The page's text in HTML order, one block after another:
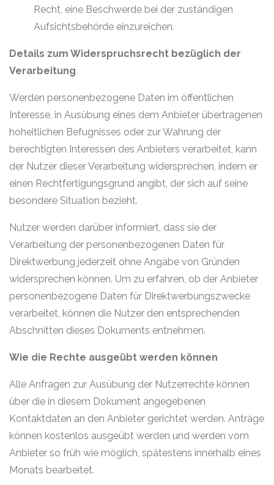
Recht, eine Beschwerde bei der zuständigen
Aufsichtsbehörde einzureichen.
Details zum Widerspruchsrecht bezüglich der
Verarbeitung
Werden personenbezogene Daten im öffentlichen
Interesse, in Ausübung eines dem Anbieter übertragenen
hoheitlichen Befugnisses oder zur Wahrung der
berechtigten Interessen des Anbieters verarbeitet, kann
der Nutzer dieser Verarbeitung widersprechen, indem er
einen Rechtfertigungsgrund angibt, der sich auf seine
besondere Situation bezieht.
Nutzer werden darüber informiert, dass sie der
Verarbeitung der personenbezogenen Daten für
Direktwerbung jederzeit ohne Angabe von Gründen
widersprechen können. Um zu erfahren, ob der Anbieter
personenbezogene Daten für Direktwerbungszwecke
verarbeitet, können die Nutzer den entsprechenden
Abschnitten dieses Dokuments entnehmen.
Wie die Rechte ausgeübt werden können
Alle Anfragen zur Ausübung der Nutzerrechte können
über die in diesem Dokument angegebenen
Kontaktdaten an den Anbieter gerichtet werden. Anträge
können kostenlos ausgeübt werden und werden vom
Anbieter so früh wie möglich, spätestens innerhalb eines
Monats bearbeitet.